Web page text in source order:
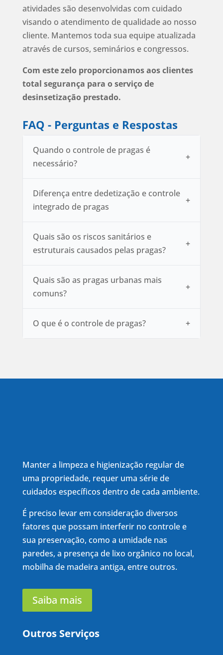
atividades são desenvolvidas com cuidado
visando o atendimento de qualidade ao nosso
cliente. Mantemos toda sua equipe atualizada
através de cursos, seminários e congressos.
Com este zelo proporcionamos aos clientes
total segurança para o serviço de
desinsetização prestado.
FAQ - Perguntas e Respostas
Quando o controle de pragas é
necessário?
Diferença entre dedetização e controle
integrado de pragas
Quais são os riscos sanitários e
estruturais causados pelas pragas?
Quais são as pragas urbanas mais
comuns?
O que é o controle de pragas?
Manter a limpeza e higienização regular de
uma propriedade, requer uma série de
cuidados específicos dentro de cada ambiente.
É preciso levar em consideração diversos
fatores que possam interferir no controle e
sua preservação, como a umidade nas
paredes, a presença de lixo orgânico no local,
mobilha de madeira antiga, entre outros.
Saiba mais
Outros Serviços